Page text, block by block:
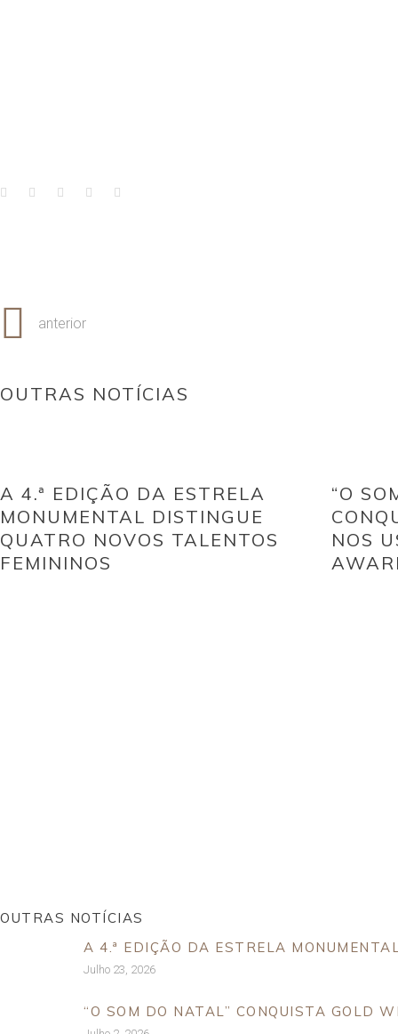
anterior
OUTRAS NOTÍCIAS
A 4.ª EDIÇÃO DA ESTRELA
MONUMENTAL DISTINGUE
QUATRO NOVOS TALENTOS
FEMININOS
“O
NOS
OUTRAS NOTÍCIAS
A 4.ª EDIÇÃO DA ESTRELA
Julho 23, 2026
“O SOM DO NATAL” CONQUISTA GOLD